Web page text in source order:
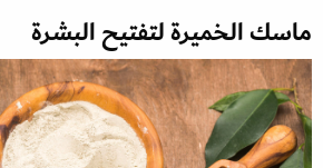
ماسك الخميرة لتفتيح البشرة